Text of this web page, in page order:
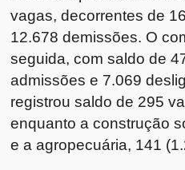
vagas, decorrentes de
12.678 demissões. O
seguida, com saldo de
admissões e 7.069
registrou saldo de 295
enquanto a construção
e a agropecuária, 141